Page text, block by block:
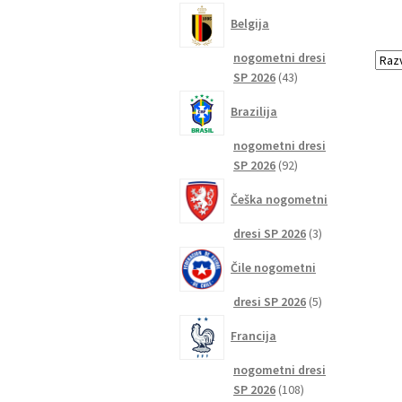
Belgija
nogometni dresi
SP 2026 4343
Brazilija
nogometni dresi
SP 2026 9292
Češka nogometni
dresi SP 2026 33
Čile nogometni
dresi SP 2026 55
Francija
nogometni dresi
SP 2026 108108